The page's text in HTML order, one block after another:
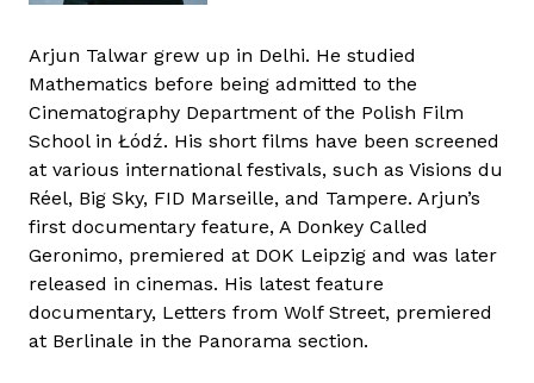
Arjun Talwar grew up in Delhi. He studied
Mathematics before being admitted to the
Cinematography Department of the Polish Film
School in Łódź. His short films have been screened
at various international festivals, such as Visions du
Réel, Big Sky, FID Marseille, and Tampere. Arjun’s
first documentary feature, A Donkey Called
Geronimo, premiered at DOK Leipzig and was later
released in cinemas. His latest feature
documentary, Letters from Wolf Street, premiered
at Berlinale in the Panorama section.